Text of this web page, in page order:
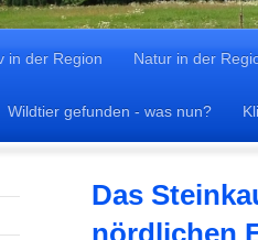
in der Region Natur in der
Wildtier gefunden - was nun?
Das
nördlichen